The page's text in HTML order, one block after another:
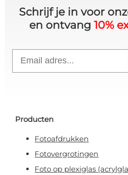
Schrijf je in voor
en ontvang 10%
Producten
Fotoafdrukken
Fotovergrotingen
Foto op plexiglas